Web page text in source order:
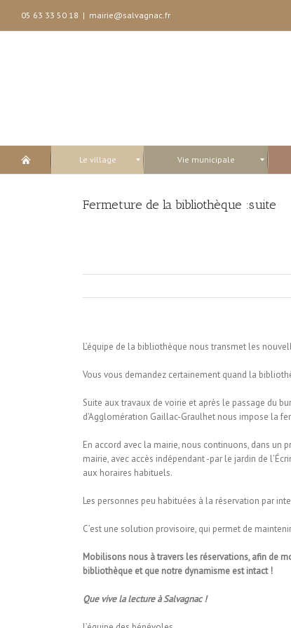
05 63 33 50 18 | mairie@salvagnac.fr
Le village Vie municipale
Fermeture de la bibliothèque :suite
L’équipe de la bibliothèque nous transmet les
Vous vous demandez certainement quand la
Suite aux travaux de voirie et après le passage du
d’Agglomération Gaillac-Graulhet nous impose la
En accord avec la mairie, nous continuons, dans un
mairie, avec accès indépendant -par le jardin de
aux horaires habituels.
Les personnes peu habituées à la réservation par
C’est une solution provisoire, qui permet de
Mobilisons nous à travers les réservations, afin de
bibliothèque et que notre dynamisme est intact !
Que vive la lecture à Salvagnac !